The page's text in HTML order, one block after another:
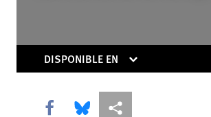
DISPONIBLE EN
Share this via Facebook
Share this via Bluesky
Share this via Partagez